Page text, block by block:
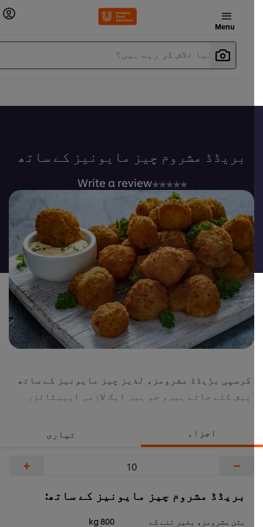
Menu
آپ کیا تلاش کر رہے ہیں؟
بریڈڈ مشروم چیز مایونیز کے ساتھ
No
ratings
submitted
for
this
recipe
Write a review
کرسپی بڑیڈڈ مشرومز، لذیز چیز مایونیز کے ساتھ
پیش کئے جاتے ہیں، جو ہیں ایک لازمی ایپیٹائزر۔
اجزاء تیاری
بریڈڈ مشروم چیز مایونیز کے ساتھ:
بٹن مشرومز، بغیر تنے کے
800 kg